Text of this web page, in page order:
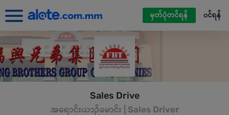
မှတ်ပုံတင်ရန် ၀င်ရန်
Sales Drive
အရောင်းယာဉ်မောင်း | Sales Driver